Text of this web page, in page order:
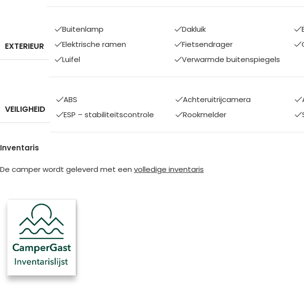
EXTERIEUR
Buitenlamp Dakluik
Elektrische ramen
Fietsendrager
Luifel
Verwarmde buitenspiegels
VEILIGHEID
ABS Achteruitrijcamera
ESP – stabiliteitscontrole
Rookmelder
Inventaris
De camper wordt geleverd met een volledige inventaris